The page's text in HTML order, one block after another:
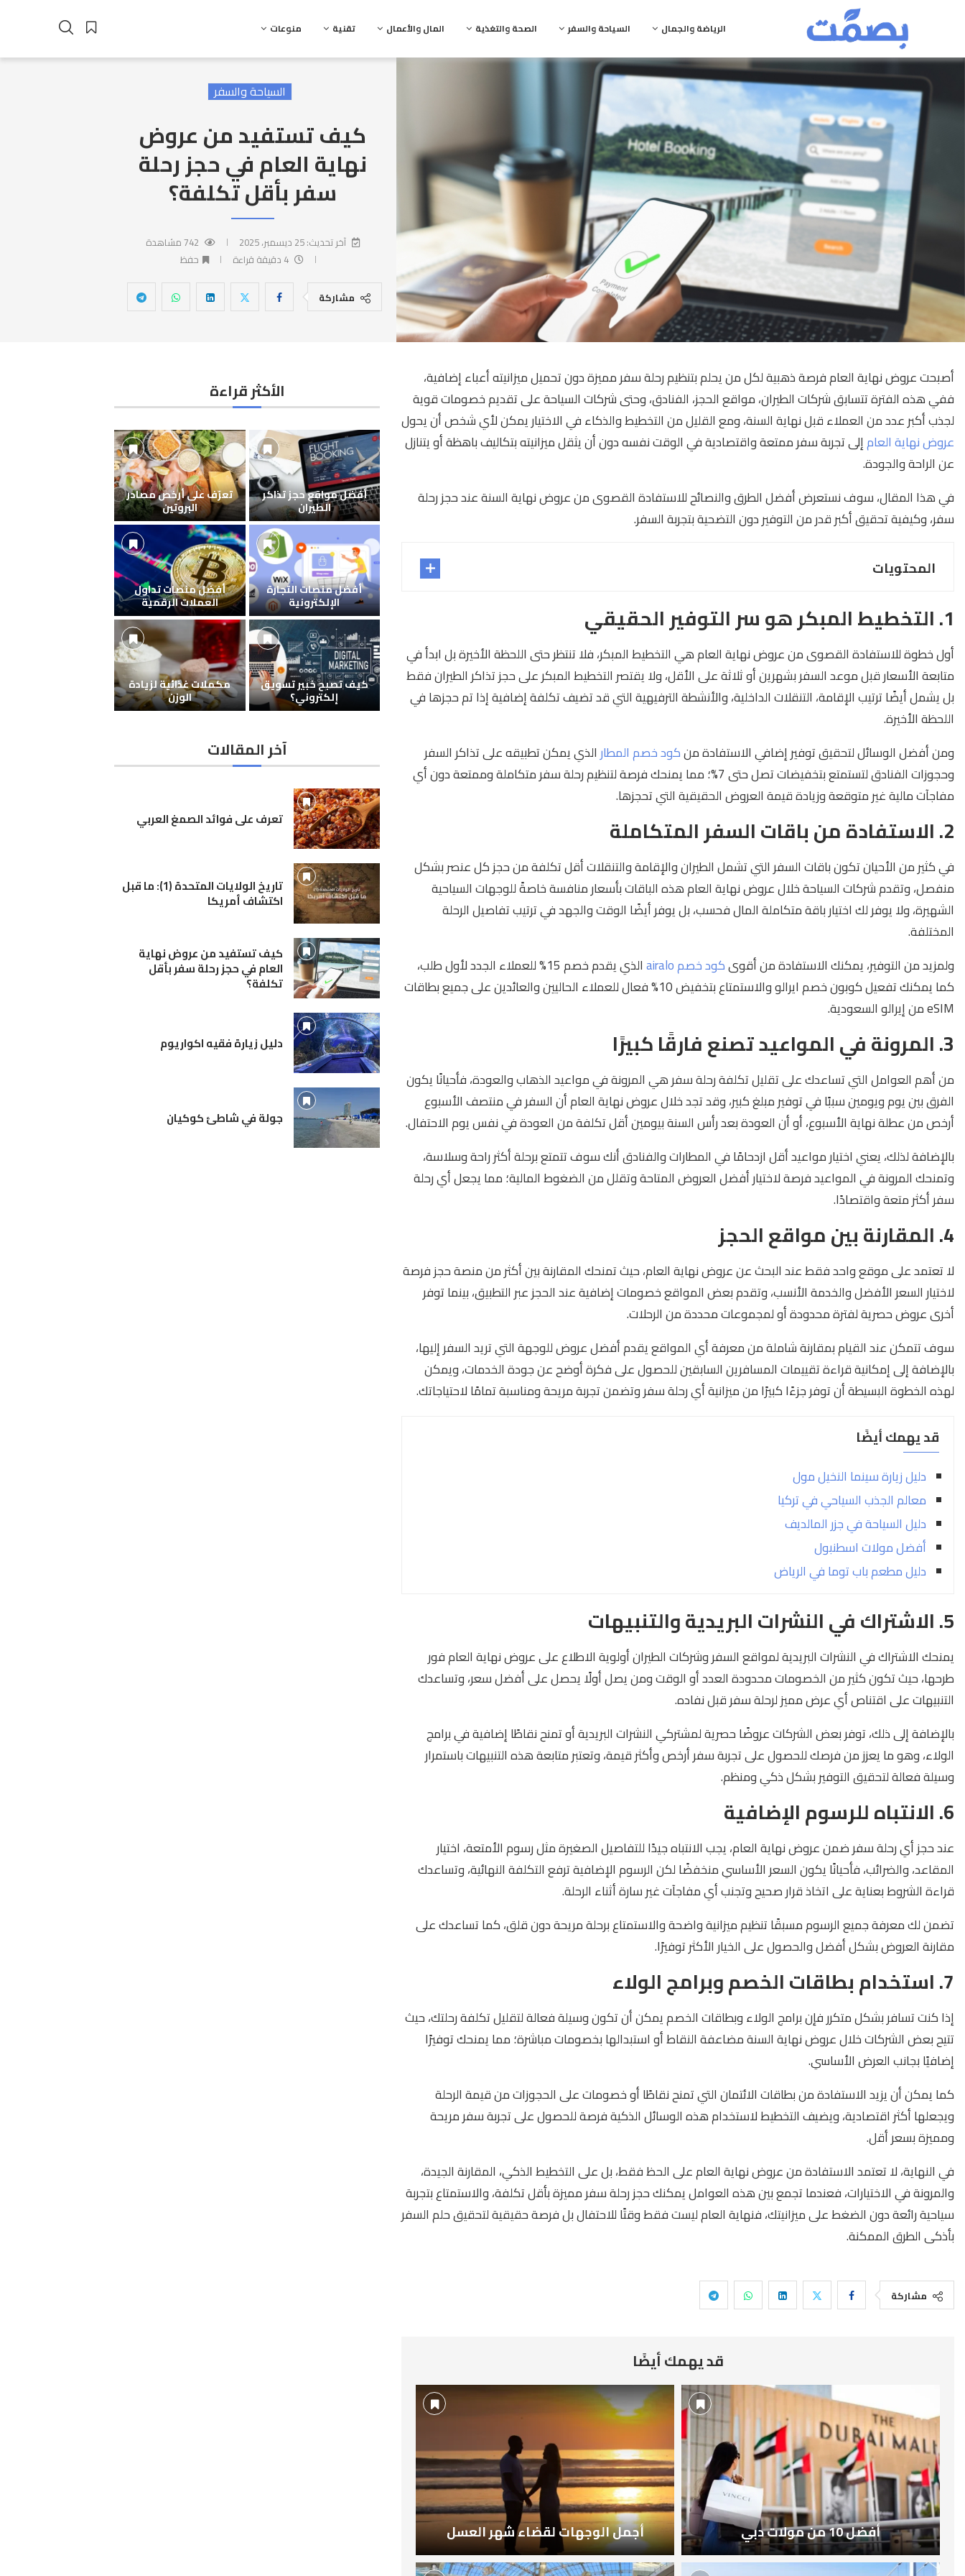
الرياضة والجمال السياحة والسفر الصحة والتغذية المال والأعمال تقنية منوعات
السياحة والسفر
كيف تستفيد من عروض
نهاية العام في حجز رحلة
سفر بأقل تكلفة؟
آخر تحديث: 742مشاهدة
حفظ
مشاركة
أصبحت عروض نهاية العام فرصة ذهبية لكل من يحلم بتنظيم رحلة سفر مميزة دون تحميل ميزانيته أعباء إضافية،
ففي هذه الفترة تتسابق شركات الطيران، مواقع الحجز، الفنادق، وحتى شركات السياحة على تقديم خصومات قوية
لجذب أكبر عدد من العملاء قبل نهاية السنة، ومع القليل من التخطيط والذكاء في الاختيار يمكن لأي شخص أن يحول
عروض نهاية العامإلى تجربة سفر ممتعة واقتصادية في الوقت نفسه دون أن يثقل ميزانيته بتكاليف باهظة أو يتنازل
عن الراحة والجودة.
في هذا المقال، سوف نستعرض أفضل الطرق والنصائح للاستفادة القصوى من عروض نهاية السنة عند حجز رحلة
سفر، وكيفية تحقيق أكبر قدر من التوفير دون التضحية بتجربة السفر.
المحتويات
1. التخطيط المبكر هو سر التوفير الحقيقي
أول خطوة للاستفادة القصوى من عروض نهاية العام هي التخطيط المبكر، فلا تنتظر حتى اللحظة الأخيرة بل ابدأ في
متابعة الأسعار قبل موعد السفر بشهرين أو ثلاثة على الأقل، ولا يقتصر التخطيط المبكر على حجز تذاكر الطيران فقط
بل يشمل أيضًا ترتيب الإقامة، التنقلات الداخلية، والأنشطة الترفيهية التي قد تضيف تكلفة إضافية إذا تم حجزها في
اللحظة الأخيرة.
ومن أفضل الوسائل لتحقيق توفير إضافي الاستفادة منكود خصم المطارالذي يمكن تطبيقه على تذاكر السفر
وحجوزات الفنادق لتستمتع بتخفيضات تصل حتى 7%؛ مما يمنحك فرصة لتنظيم رحلة سفر متكاملة وممتعة دون أي
مفاجآت مالية غير متوقعة وزيادة قيمة العروض الحقيقية التي تحجزها.
2. الاستفادة من باقات السفر المتكاملة
في كثير من الأحيان تكون باقات السفر التي تشمل الطيران والإقامة والتنقلات أقل تكلفة من حجز كل عنصر بشكل
منفصل، وتقدم شركات السياحة خلال عروض نهاية العام هذه الباقات بأسعار منافسة خاصةً للوجهات السياحية
الشهيرة، ولا يوفر لك اختيار باقة متكاملة المال فحسب، بل يوفر أيضًا الوقت والجهد في ترتيب تفاصيل الرحلة
المختلفة.
ولمزيد من التوفير، يمكنك الاستفادة من أقوىكود خصم airalo
الذي يقدم خصم 15% للعملاء الجدد لأول طلب،
كما يمكنك تفعيل كوبون خصم ايرالو والاستمتاع بتخفيض 10% فعال للعملاء الحاليين والعائدين على جميع بطاقات
eSIM من إيرالو السعودية.
3. المرونة في المواعيد تصنع فارقًا كبيرًا
من أهم العوامل التي تساعدك على تقليل تكلفة رحلة سفر هي المرونة في مواعيد الذهاب والعودة، فأحيانًا يكون
الفرق بين يوم ويومين سببًا في توفير مبلغ كبير، وقد تجد خلال عروض نهاية العام أن السفر في منتصف الأسبوع
أرخص من عطلة نهاية الأسبوع، أو أن العودة بعد رأس السنة بيومين أقل تكلفة من العودة في نفس يوم الاحتفال.
بالإضافة لذلك، يعني اختيار مواعيد أقل ازدحامًا في المطارات والفنادق أنك سوف تتمتع برحلة أكثر راحة وسلاسة،
وتمنحك المرونة في المواعيد فرصة لاختيار أفضل العروض المتاحة وتقلل من الضغوط المالية؛ مما يجعل أي رحلة
سفر أكثر متعة واقتصادًا.
4. المقارنة بين مواقع الحجز
لا تعتمد على موقع واحد فقط عند البحث عن عروض نهاية العام، حيث تمنحك المقارنة بين أكثر من منصة حجز فرصة
لاختيار السعر الأفضل والخدمة الأنسب، وتقدم بعض المواقع خصومات إضافية عند الحجز عبر التطبيق، بينما توفر
أخرى عروض حصرية لفترة محدودة أو لمجموعات محددة من الرحلات.
سوف تتمكن عند القيام بمقارنة شاملة من معرفة أي المواقع يقدم أفضل عروض للوجهة التي تريد السفر إليها،
بالإضافة إلى إمكانية قراءة تقييمات المسافرين السابقين للحصول على فكرة أوضح عن جودة الخدمات، ويمكن
لهذه الخطوة البسيطة أن توفر جزءًا كبيرًا من ميزانية أي رحلة سفر وتضمن تجربة مريحة ومناسبة تمامًا لاحتياجاتك.
قد يهمك أيضًا
دليل زيارة سينما النخيل مول
معالم الجذب السياحي في تركيا
دليل السياحة في جزر المالديف
أفضل مولات اسطنبول
دليل مطعم باب توما في الرياض
5. الاشتراك في النشرات البريدية والتنبيهات
يمنحك الاشتراك في النشرات البريدية لمواقع السفر وشركات الطيران أولوية الاطلاع على عروض نهاية العام فور
طرحها، حيث تكون كثير من الخصومات محدودة العدد أو الوقت ومن يصل أولًا يحصل على أفضل سعر، وتساعدك
التنبيهات على اقتناص أي عرض مميز لرحلة سفر قبل نفاده.
بالإضافة إلى ذلك، توفر بعض الشركات عروضًا حصرية لمشتركي النشرات البريدية أو تمنح نقاطًا إضافية في برامج
الولاء، وهو ما يعزز من فرصك للحصول على تجربة سفر أرخص وأكثر قيمة، وتعتبر متابعة هذه التنبيهات باستمرار
وسيلة فعالة لتحقيق التوفير بشكل ذكي ومنظم.
6. الانتباه للرسوم الإضافية
عند حجز أي رحلة سفر ضمن عروض نهاية العام، يجب الانتباه جيدًا للتفاصيل الصغيرة مثل رسوم الأمتعة، اختيار
المقاعد، والضرائب، فأحيانًا يكون السعر الأساسي منخفضًا لكن الرسوم الإضافية ترفع التكلفة النهائية، وتساعدك
قراءة الشروط بعناية على اتخاذ قرار صحيح وتجنب أي مفاجآت غير سارة أثناء الرحلة.
تضمن لك معرفة جميع الرسوم مسبقًا تنظيم ميزانية واضحة والاستمتاع برحلة مريحة دون قلق، كما تساعدك على
مقارنة العروض بشكل أفضل والحصول على الخيار الأكثر توفيرًا.
7. استخدام بطاقات الخصم وبرامج الولاء
إذا كنت تسافر بشكل متكرر فإن برامج الولاء وبطاقات الخصم يمكن أن تكون وسيلة فعالة لتقليل تكلفة رحلتك، حيث
تتيح بعض الشركات خلال عروض نهاية السنة مضاعفة النقاط أو استبدالها بخصومات مباشرة؛ مما يمنحك توفيرًا
إضافيًا بجانب العرض الأساسي.
كما يمكن أن يزيد الاستفادة من بطاقات الائتمان التي تمنح نقاطًا أو خصومات على الحجوزات من قيمة الرحلة
ويجعلها أكثر اقتصادية، ويضيف التخطيط لاستخدام هذه الوسائل الذكية فرصة للحصول على تجربة سفر مريحة
ومميزة بسعر أقل.
في النهاية، لا تعتمد الاستفادة من عروض نهاية العام على الحظ فقط، بل على التخطيط الذكي، المقارنة الجيدة،
والمرونة في الاختيارات، فعندما تجمع بين هذه العوامل يمكنك حجز رحلة سفر مميزة بأقل تكلفة، والاستمتاع بتجربة
سياحية رائعة دون الضغط على ميزانيتك، فنهاية العام ليست فقط وقتًا للاحتفال بل فرصة حقيقية لتحقيق حلم السفر
بأذكى الطرق الممكنة.
مشاركة
قد يهمك أيضًا
أفضل 10 من مولات دبي أجمل الوجهات لقضاء شهر العسل
الأكثر قراءة
أفضل مواقع حجز تذاكر
الطيران
تعرّف على أرخص مصادر
البروتين
أفضل منصات التجارة
الإلكترونية
أفضل منصات تداول
العملات الرقمية
كيف تصبح خبير تسويق
إلكتروني؟
مكملات غذائية لزيادة
الوزن
آخر المقالات
تعرف على فوائد الصمغ العربي
تاريخ الولايات المتحدة (1): ما قبل
اكتشاف أمريكا
كيف تستفيد من عروض نهاية
العام في حجز رحلة سفر بأقل
تكلفة؟
دليل زيارة فقيه اكواريوم
جولة في شاطئ كوكيان